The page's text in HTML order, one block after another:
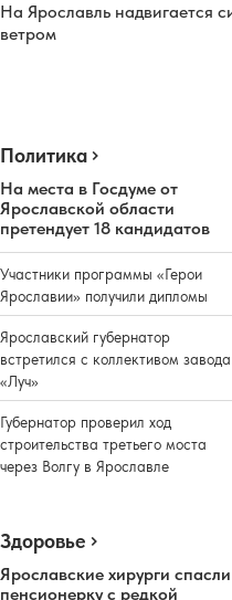
На Ярославль надвигается
ветром
Политика
На места в Госдуме от
Ярославской области
претендует 18 кандидатов
Участники программы «Герои
Ярославии» получили дипломы
Ярославский губернатор
встретился с коллективом завода
«Луч»
Губернатор проверил ход
строительства третьего моста
через Волгу в Ярославле
Здоровье
Ярославские хирурги спасли
пенсионерку с редкой